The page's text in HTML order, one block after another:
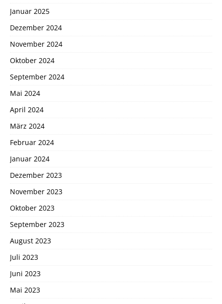
Januar 2025
Dezember 2024
November 2024
Oktober 2024
September 2024
Mai 2024
April 2024
März 2024
Februar 2024
Januar 2024
Dezember 2023
November 2023
Oktober 2023
September 2023
August 2023
Juli 2023
Juni 2023
Mai 2023